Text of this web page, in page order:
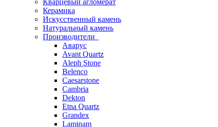
Кварцевый агломерат
Керамика
Искусственный камень
Натуральный камень
Производители
Аварус
Avant Quartz
Aleph Stone
Belenco
Caesarstone
Cambria
Dekton
Etna Quartz
Grandex
Laminam